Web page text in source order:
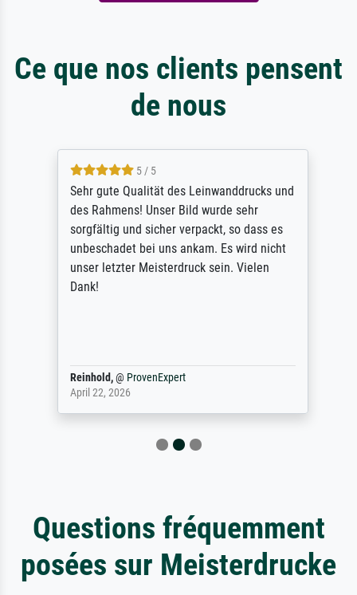
Ce que nos clients pensent
de nous
5 / 5
Sehr gute Qualität des Leinwanddrucks und
des Rahmens! Unser Bild wurde sehr
sorgfältig und sicher verpackt, so dass es
unbeschadet bei uns ankam. Es wird nicht
unser letzter Meisterdruck sein. Vielen
Dank!
Reinhold,@ProvenExpert
April 22, 2026
Questions fréquemment
posées sur Meisterdrucke